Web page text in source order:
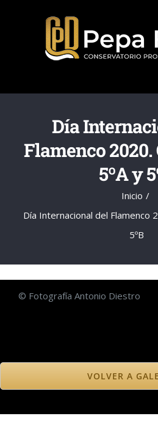
Día
Flamenco 2020.
5ºA y
Inicio
Día Internacional del Flamenco
5ºB
© Fotografía Antonio Diestro
VOLVER A